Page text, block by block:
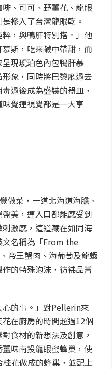
、可可、野薑花、龍眼
摻入了台灣龍眼乾。
粹，與鴨肝特別搭。」他
斯，吃來鹹中帶甜，而
現琥珀色內包鴨肝慕
象，同時將巴黎廳過去
過後成為盛裝的器皿，
覺連視覺都是一大享
做菜，一道北海道海膽、
美，連入口都能感受到
激感，這道藏在如同海
文名稱為「From the
帝王蟹肉、海葡萄及龍蝦
的特殊泡沫，彷彿品嘗
心的事。」對Pellerin來
在廚房的時間超過12個
食材的新想法及創意，
味南投龍眼蜜蜂巢，使
花做成的蜂巢，並配上